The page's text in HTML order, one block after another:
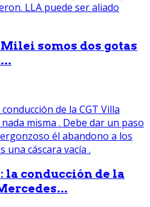
Milei somos dos gotas
conducción de la